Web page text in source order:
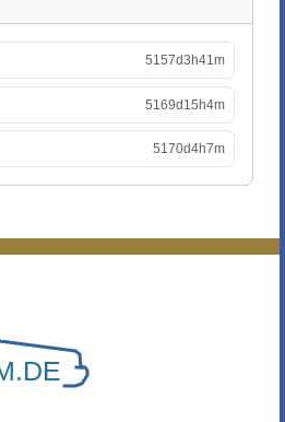
5157d3h41m
5169d15h4m
5170d4h7m